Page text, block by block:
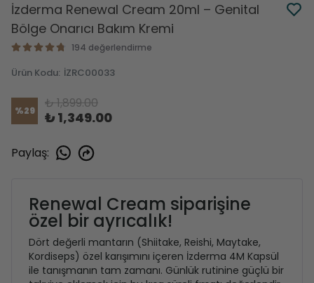
İzderma Renewal Cream 20ml – Genital
Bölge Onarıcı Bakım Kremi
194 değerlendirme
Ürün Kodu: İZRC00033
%29 ₺ 1,899.00
₺ 1,349.00
Paylaş:
Renewal Cream siparişine
özel bir ayrıcalık!
Dört değerli mantarın (Shiitake, Reishi, Maytake,
Kordiseps) özel karışımını içeren İzderma 4M Kapsül
ile tanışmanın tam zamanı. Günlük rutinine güçlü bir